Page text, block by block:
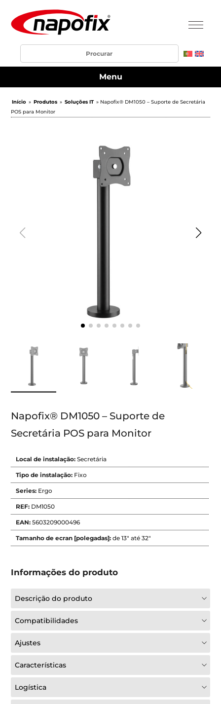
Menu
Início » Produtos » Soluções IT » Napofix® DM1050 – Suporte de Secretária
POS para Monitor
Napofix® DM1050 – Suporte de
Secretária POS para Monitor
Local de instalação:Secretária
Tipo de instalação: Fixo
Series: Ergo
REF: DM1050
EAN:5603209000496
Tamanho de ecran [polegadas]:de 13" até 32"
Informações do produto
Descrição do produto
Compatibilidades
Ajustes
Características
Logística